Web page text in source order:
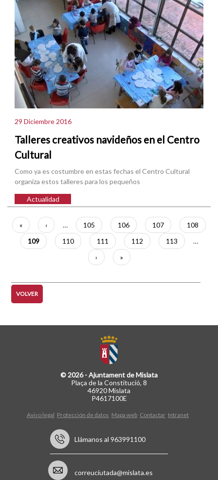
29 Diciembre 2016
Talleres creativos navideños en el Centro
Cultural
Como ya es costumbre en estas fechas el Centro Cultural
organiza estos talleres para los pequeños
Actualidad
Paginación
Primera
página
«
Página
anterior
‹ … Página
105 Página
106 Página
107 Página
108
Página
actual
109 Página
110 Página
111 Página
112 Página
113
…
Siguiente
página
›
Última
página
»
VOLVER
© 2026 - Ajuntament de Mislata
Plaça de la Constitució, 8
46920 Mislata
P4617100E
Aviso legal Protección de datos Mapa web Contactar Intranet
Llámanos al 963991100
correuciutada@mislata.es